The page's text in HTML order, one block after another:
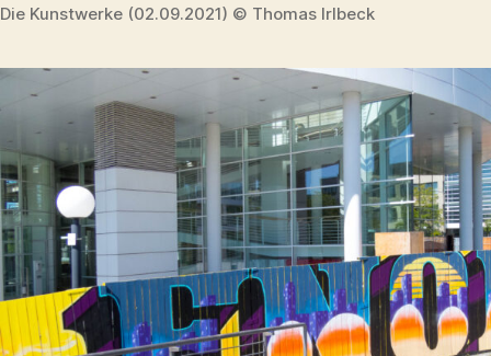
Die Kunstwerke (02.09.2021) © Thomas Irlbeck